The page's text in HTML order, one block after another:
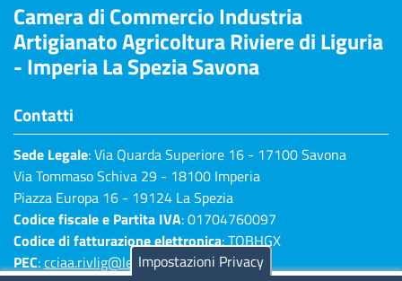
Camera di Commercio Industria
Artigianato Agricoltura Riviere di Liguria
- Imperia La Spezia Savona
Contatti
Sede Legale: Via Quarda Superiore 16 - 17100 Savona
Via Tommaso Schiva 29 - 18100 Imperia
Piazza Europa 16 - 19124 La Spezia
Codice fiscale e Partita IVA: 01704760097
Codice di fatturazione elettronica: TQBHGX
PEC:cciaa.rivlig@legalmail.itImpostazioni Privacy